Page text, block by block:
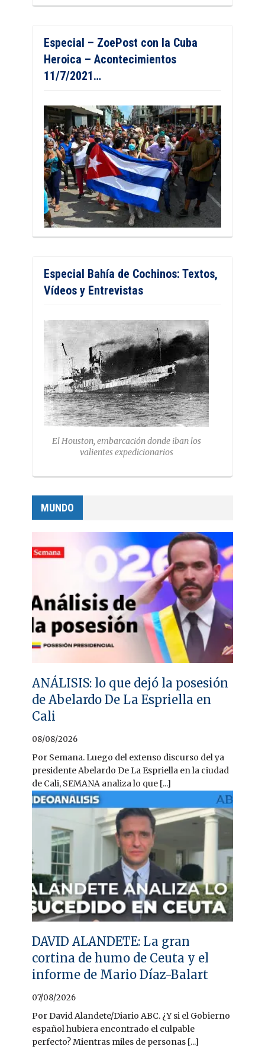
Especial – ZoePost con la Cuba
Heroica – Acontecimientos
11/7/2021…
Especial Bahía de Cochinos: Textos,
Vídeos y Entrevistas
El Houston, embarcación donde iban los
valientes expedicionarios
MUNDO
ANÁLISIS: lo que dejó la posesión
de Abelardo De La Espriella en
Cali
08/08/2026
Por Semana. Luego del extenso discurso del ya
presidente Abelardo De La Espriella en la ciudad
de Cali, SEMANA analiza lo que [...]
DAVID ALANDETE: La gran
cortina de humo de Ceuta y el
informe de Mario Díaz-Balart
07/08/2026
Por David Alandete/Diario ABC. ¿Y si el Gobierno
español hubiera encontrado el culpable
perfecto? Mientras miles de personas [...]